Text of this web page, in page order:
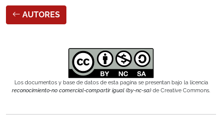
AUTORES
Los documentos y base de datos de esta pagina se presentan bajo la licencia
reconocimiento-no comercial-compartir igual (by-nc-sa) de Creative Commons.